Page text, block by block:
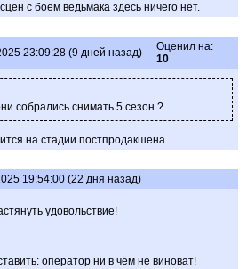
с боем ведьмака здесь ничего нет.
23:09:28 (9 дней назад)
Оценил на:
10
собрались снимать 5 сезон ?
на стадии постпродакшена
19:54:00 (22 дня назад)
удовольствие!
оператор ни в чём не виноват!